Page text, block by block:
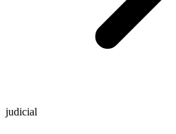
judicial